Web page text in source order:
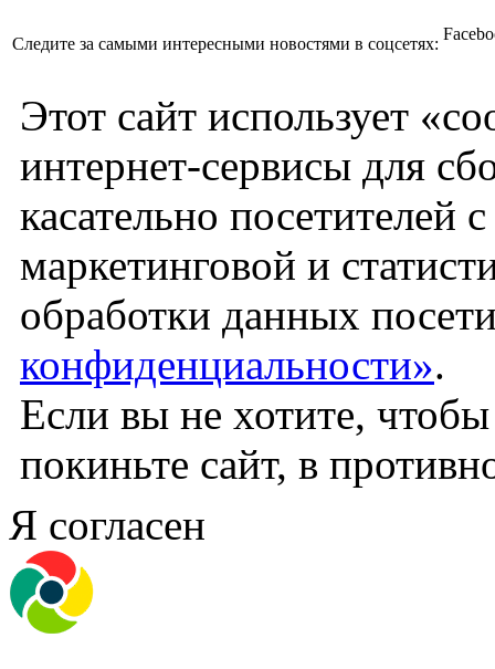
Следите за самыми интересными новостями в соцсетях:
Этот сайт использует
интернет-сервисы для
касательно посетителей
маркетинговой и
обработки данных
конфиденциальности».
Если вы не хотите,
покиньте сайт, в
Я согласен